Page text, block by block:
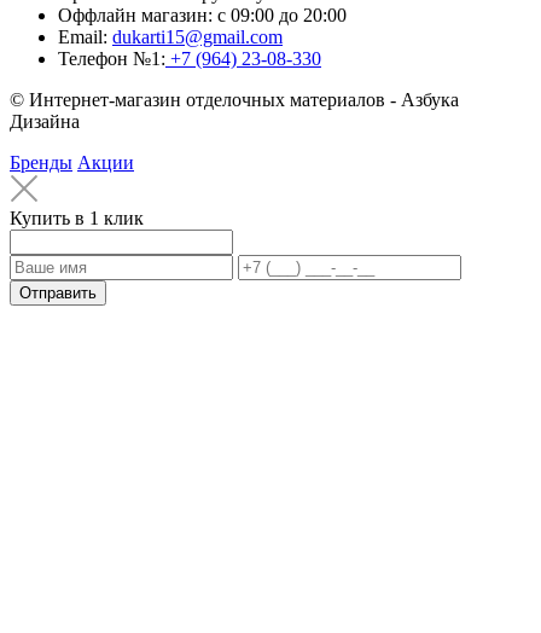
Оффлайн магазин: с 09:00 до 20:00
Email: dukarti15@gmail.com
Телефон №1: +7 (964) 23-08-330
© Интернет-магазин отделочных материалов - Азбука
Дизайна
Бренды Акции
Купить в 1 клик
Отправить